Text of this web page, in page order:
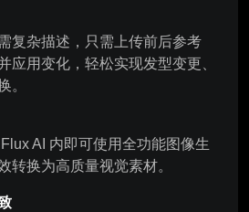
复杂描述，只需上传前后参考
应用变化，轻松实现发型变更、
。
AI 内即可使用全功能图像生
转换为高质量视觉素材。